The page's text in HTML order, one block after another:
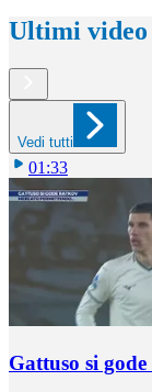
Ultimi video
Vedi tutti
01:33
Gattuso si